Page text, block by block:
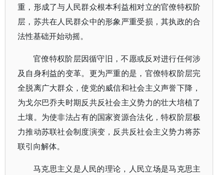
重，形成了与人民群众根本利益相对立的官僚特权阶
层，苏共在人民群众中的形象严重受损，其执政的合
法性基础开始动摇。
官僚特权阶层因循守旧，不愿或反对进行任何涉
及自身利益的变革。更为严重的是，官僚特权阶层完
全脱离广大群众，使党的威信和社会主义声誉下降，
为戈尔巴乔夫时期反共反社会主义势力的壮大培植了
土壤。为使非法占有的国家资源合法化，特权阶层极
力推动苏联社会制度演变，反共反社会主义势力将苏
联引向解体。
马克思主义是人民的理论，人民立场是马克思主